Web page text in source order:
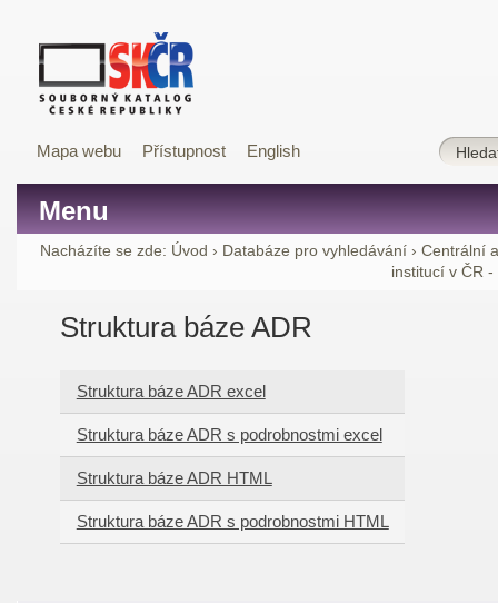
Mapa webu Přístupnost English
Menu
Nacházíte se zde: Úvod › Databáze pro vyhledávání › Centrální
institucí v ČR -
Struktura báze ADR
Struktura báze ADR excel
Struktura báze ADR s podrobnostmi excel
Struktura báze ADR HTML
Struktura báze ADR s podrobnostmi HTML